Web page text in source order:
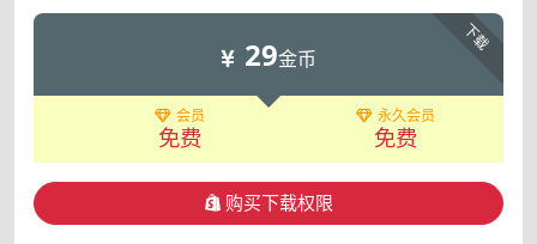
下载
29金币
会员
免费
永久会员
免费
购买下载权限